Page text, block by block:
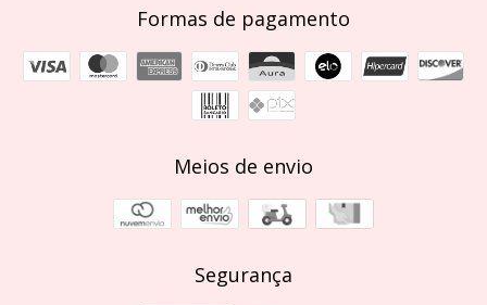
Formas de pagamento
Meios de envio
Segurança